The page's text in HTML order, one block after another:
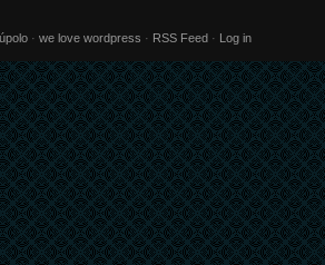
· we love wordpress · RSS Feed · Log in